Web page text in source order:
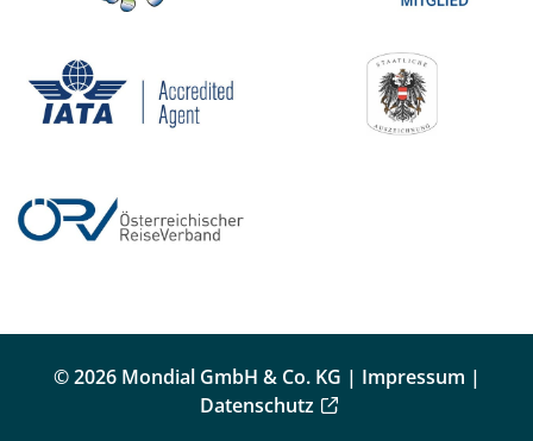
© 2026 Mondial GmbH & Co. KG | Impressum |
Datenschutz